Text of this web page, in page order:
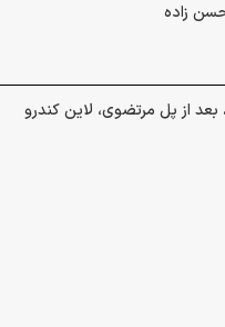
از پل مرتضوی، لاین کندرو